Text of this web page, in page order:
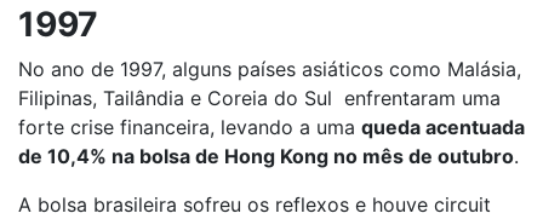
1997
No ano de 1997, alguns países asiáticos como Malásia,
Filipinas, Tailândia e Coreia do Sul enfrentaram uma
forte crise financeira, levando a uma queda acentuada
de 10,4% na bolsa de Hong Kong no mês de outubro.
A bolsa brasileira sofreu os reflexos e houve circuit